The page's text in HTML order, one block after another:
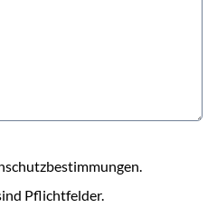
Pflichtfelder.